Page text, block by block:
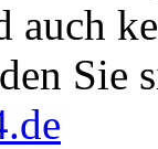
auch
Sie